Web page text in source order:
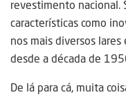
revestimento nacional.
características como
nos mais diversos lares
desde a década de
De lá para cá, muita